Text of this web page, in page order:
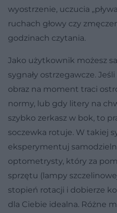
wyostrzenie, uczucia
ruchach głowy czy
godzinach czytania.
Jako użytkownik możesz
sygnały ostrzegawcze.
obraz na moment traci
normy, lub gdy litery na
szybko zerkasz w bok, to
soczewka rotuje. W takiej
eksperymentuj
optometrysty, który za
sprzętu (lampy
stopień rotacji i dobierze
dla Ciebie idealna. Różne